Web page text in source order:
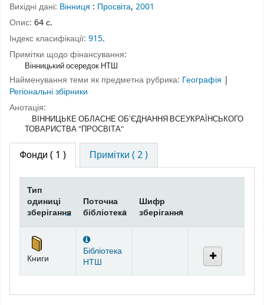
Вихідні дані: Вінниця : Просвіта, 2001
Опис: 64 с.
Індекс класифікації: 915.
Примітки щодо фінансування:
Вінницький осередок НТШ
Найменування теми як предметна рубрика: Географія |
Регіональні збірники
Анотація:
ВІННИЦЬКЕ ОБЛАСНЕ ОБʼЄДНАННЯ ВСЕУКРАЇНСЬКОГО
ТОВАРИСТВА "ПРОСВІТА"
Фонди ( 1 ) Примітки ( 2 )
Фонди
Тип
одиниці
зберігання
Поточна
бібліотека
Шифр
зберігання
Книги
Бібліотека
НТШ